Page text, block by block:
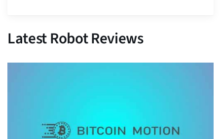
Latest Robot Reviews